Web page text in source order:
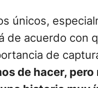
únicos,
de acuerdo
de
de hacer,